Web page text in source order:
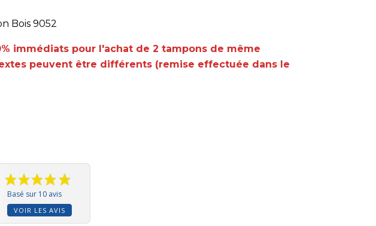
Bois 9052
immédiats pour l'achat de 2 tampons de même
peuvent être différents (remise effectuée dans le
Basé sur 10 avis
VOIR LES AVIS